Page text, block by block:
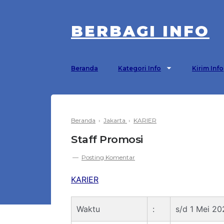
BERBAGI INFO
Beranda Kategori Info Kirim Info
Beranda › Jakarta › KARIER
Staff Promosi
Posting Komentar
KARIER
Waktu : s/d 1 Mei